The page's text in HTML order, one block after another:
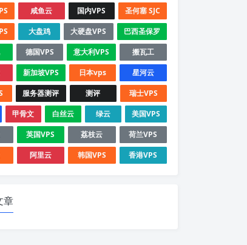
咸鱼云 国内VPS
圣何塞 SJC
大盘鸡 大硬盘VPS
巴西圣保罗
德国VPS 意大利VPS
搬瓦工
新加坡VPS 日本vps
星河云
服务器测评 测评
瑞士VPS
甲骨文 白丝云 绿云
美国VPS
英国VPS 荔枝云
荷兰VPS
阿里云 韩国VPS 香港VPS
章